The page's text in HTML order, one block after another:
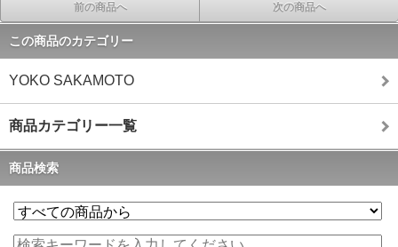
前の商品へ 次の商品へ
この商品のカテゴリー
YOKO SAKAMOTO
商品カテゴリー一覧
商品検索